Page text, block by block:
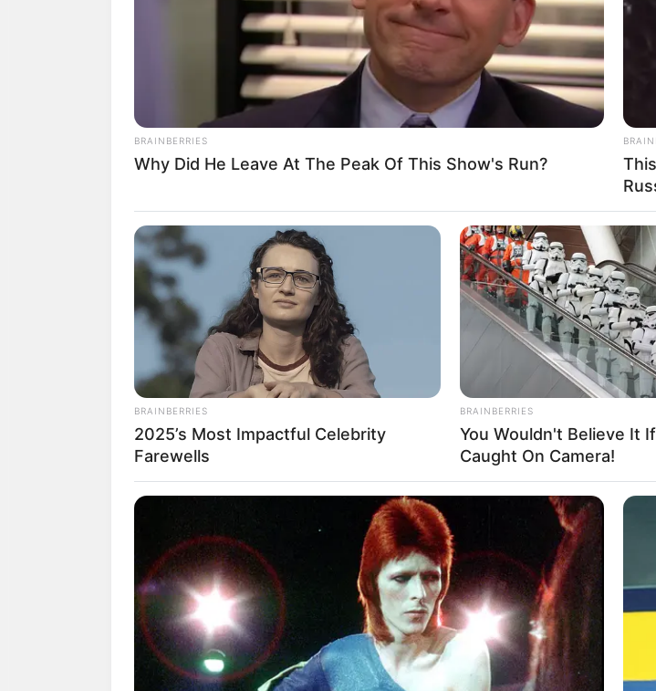
วันเสาร์ที่ 2 พฤษภาคม พ.ศ. 2558 ดิถีมหาสิทธิโชค
วันพุธที่ 6 พฤษภาคม พ.ศ. 2558 ดิถีมหาสิทธิโชค
วันอาทิตย์ที่ 10 พฤษภาคม พ.ศ. 2558 ดิถีชัยโชค และ ดิถีอำมฤตโชค
วันพฤหัสบดีที่ 21พฤษภาคม พ.ศ. 2558 ดิถีชัยโชค และ ดิถีอำมฤตโช
วันอังคารที่ 26 พฤษภาคม พ.ศ. 2558 ดิถีราชาโชค และ ดิถีอำมฤตโช
วันพุธที่ 27 พฤษภาคม พ.ศ. 2558 ดิถีชัยโชค และ ดิถีสิทธิโชค
วันอาทิตย์ที่ 31 พฤษภาคม พ.ศ. 2558 ดิถีมหาสิทธิโชค
ฤกษ์ออกรถ 2558 เดือนมิถุนายน
วันพุธที่ 3 มิถุนายน พ.ศ. 2558 ดิถีอำมฤตโชค
วันเสาร์ที่ 6 มิถุนายน พ.ศ. 2558 ดิถีราชาโชค และ ดิถีอำมฤตโชค
วันอาทิตย์ที่ 7 มิถุนายน พ.ศ. 2558 ดิถีราชาโชค
วันพฤหัสบดีที่ 11 มิถุนายน พ.ศ. 2558 ดิถีราชาโชค
วันศุกร์ที่ 12 มิถุนายน พ.ศ. 2558 ดิถีสิทธิโชค
วันพุธที่ 17 มิถุนายน พ.ศ. 2558 ดิถีอำมฤตโชค
วันเสาร์ที่ 20 มิถุนายน พ.ศ. 2558 ดิถีราชาโชค และ ดิถีอำมฤตโชค
วันอาทิตย์ที่ 21 มิถุนายน พ.ศ. 2558 ดิถีราชาโชค
วันพฤหัสบดีที่ 25 มิถุนายน พ.ศ. 2558 ดิถีราชาโชค
วันศุกร์ที่ 26 มิถุนายน พ.ศ. 2558 ดิถีสิทธิโชค
BRAINBERRIES
Why Did He Leave At The Peak Of This Show's Run?
BRAINBERRIES
2025’s Most Impactful Celebrity
Farewells
BRAINBERRIES
You Wouldn't Believe It
Caught On Camera!